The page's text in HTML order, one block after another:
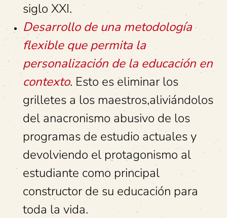
siglo XXI.
Desarrollo de una metodología
flexible que permita la
personalización de la educación en
contexto. Esto es eliminar los
grilletes a los maestros,aliviándolos
del anacronismo abusivo de los
programas de estudio actuales y
devolviendo el protagonismo al
estudiante como principal
constructor de su educación para
toda la vida.